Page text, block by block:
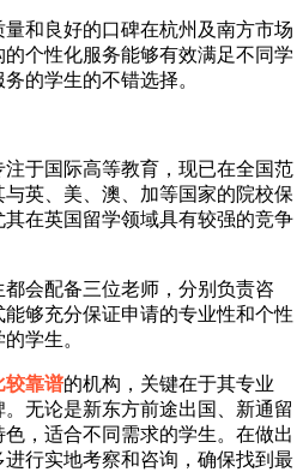
和良好的口碑在杭州及南方市场
的个性化服务能够有效满足不同学
的学生的不错选择。
注于国际高等教育，现已在全国范
英、美、澳、加等国家的院校保
在英国留学领域具有较强的竞争
会配备三位老师，分别负责咨
够充分保证申请的专业性和个性
学生。
较靠谱的机构，关键在于其专业
无论是新东方前途出国、新通留
，适合不同需求的学生。在做出
行实地考察和咨询，确保找到最